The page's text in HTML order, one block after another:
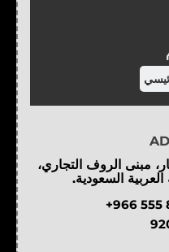
مبنى الروف التجاري،
+966 555